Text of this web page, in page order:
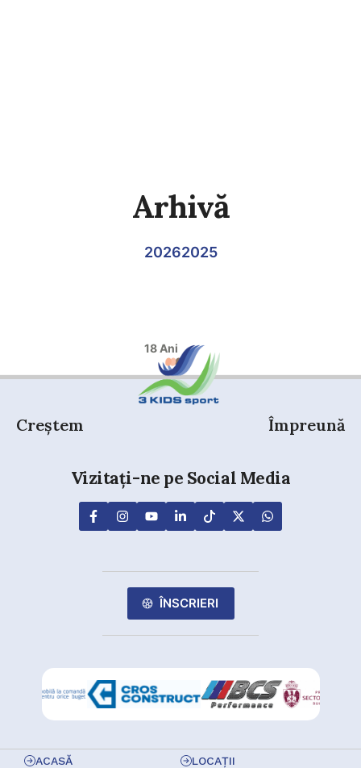
Arhivă
20262025
18 Ani
Creștem Împreună
Vizitați-ne pe Social Media
ÎNSCRIERI
ACASĂ LOCAȚII